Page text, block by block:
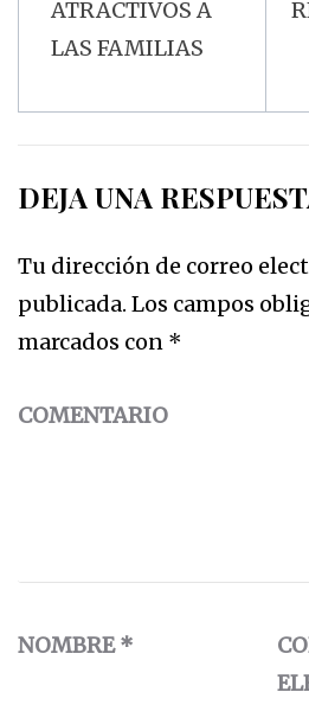
ATRACTIVOS A
LAS FAMILIAS
DEJA UNA
Tu dirección de correo
publicada. Los campos
marcados con *
COMENTARIO
NOMBRE*